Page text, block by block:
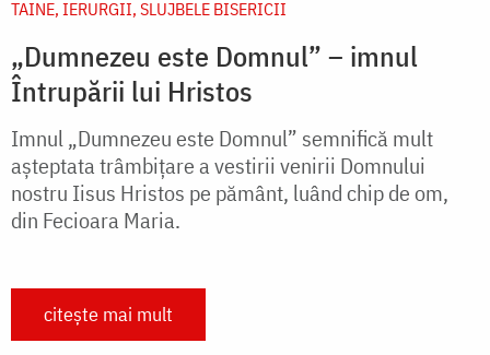
TAINE, IERURGII, SLUJBELE BISERICII
„Dumnezeu este Domnul” – imnul
Întrupării lui Hristos
Imnul „Dumnezeu este Domnul” semnifică mult
așteptata trâmbițare a vestirii venirii Domnului
nostru Iisus Hristos pe pământ, luând chip de om,
din Fecioara Maria.
citește mai mult